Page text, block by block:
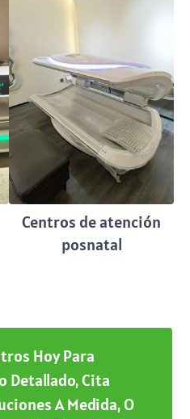
Centros de atención
posnatal
Hoy Para
Detallado, Cita
A Medida, O